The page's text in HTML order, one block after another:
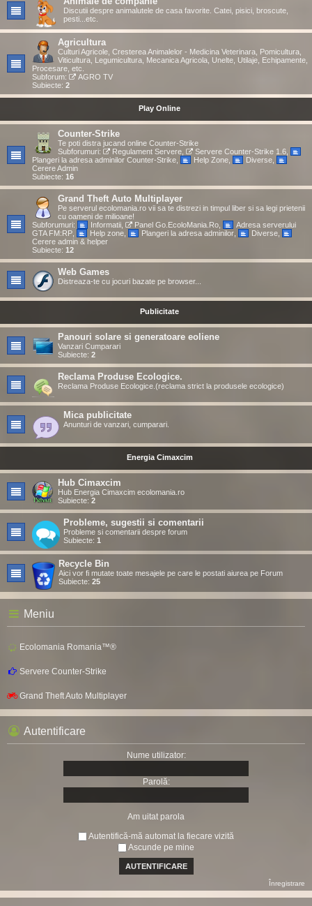
Discutii despre animalutele de casa favorite. Catei, pisici, broscute,
pesti...etc.
Agricultura
Culturi Agricole, Cresterea Animalelor - Medicina Veterinara, Pomicultura,
Viticultura, Legumicultura, Mecanica Agricola, Unelte, Utilaje, Echipamente,
Procesare, etc.
Subforum:
AGRO TV
Subiecte: 2
Play Online
Counter-Strike
Te poti distra jucand online Counter-Strike
Subforumuri:
Regulament Servere, Servere Counter-Strike 1.6,
Plangeri la adresa adminilor Counter-Strike
Help Zone, Diverse,
Cerere Admin
Subiecte: 16
Grand Theft Auto Multiplayer
Pe serverul ecolomania.ro vii sa te distrezi in timpul liber si sa legi prietenii
cu oameni de milioane!
Subforumuri:
Informatii, Panel Go.EcoloMania.Ro,
Adresa serverului
GTA FM:RP
Help zone, Plangeri la adresa adminilor, Diverse,
Cerere admin & helper
Subiecte: 12
Web Games
Distreaza-te cu jocuri bazate pe browser...
Publicitate
Panouri solare si generatoare eoliene
Vanzari Cumparari
Subiecte: 2
Reclama Produse Ecologice.
Reclama Produse Ecologice.(reclama strict la produsele ecologice)
Mica publicitate
Anunturi de vanzari, cumparari.
Energia Cimaxcim
Hub Cimaxcim
Hub Energia Cimaxcim ecolomania.ro
Subiecte: 2
Probleme, sugestii si comentarii
Probleme si comentarii despre forum
Subiecte: 1
Recycle Bin
Aici vor fi mutate toate mesajele pe care le postati aiurea pe Forum
Subiecte: 25
Meniu
Ecolomania Romania™®
Servere Counter-Strike
Grand Theft Auto Multiplayer
Autentificare
Nume utilizator:
Parolă:
Am uitat parola
Autentifică-mă automat la fiecare vizită
Ascunde pe mine
Înregistrare